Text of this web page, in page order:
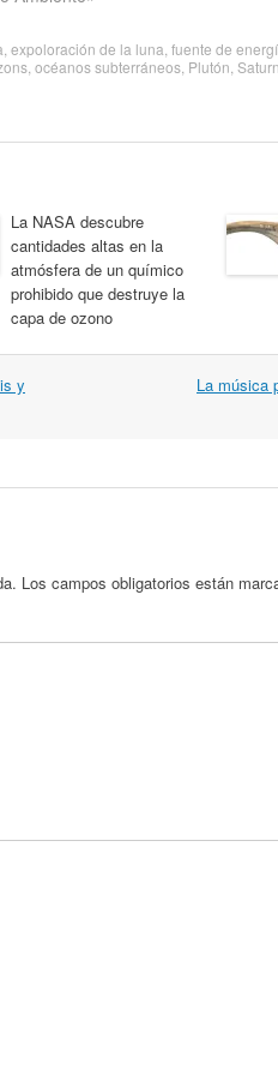
expoloración de la luna fuente de
océanos subterráneos Plutón
La NASA descubre
cantidades altas en la
atmósfera de un químico
prohibido que destruye la
capa de ozono
y
La música
Los campos obligatorios están